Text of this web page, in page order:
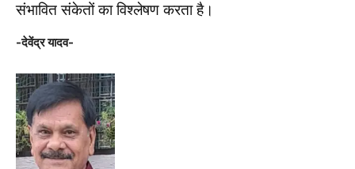
संभावित संकेतों का विश्लेषण करता है।
-देवेंद्र यादव-